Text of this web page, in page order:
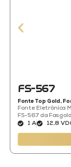
FS-567
Fonte Top Gold ,
Fonte Eletrônica
FS-567 da
1 A
12,8